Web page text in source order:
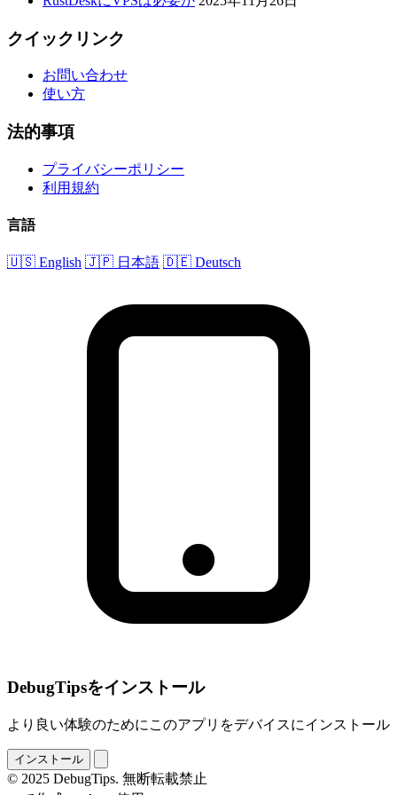
クイックリンク
お問い合わせ
使い方
法的事項
プライバシーポリシー
利用規約
言語
🇺🇸 English 🇯🇵 日本語 🇩🇪 Deutsch
DebugTipsをインストール
より良い体験のためにこのアプリをデバイスにインストール
インストール
© 2025 DebugTips. 無断転載禁止